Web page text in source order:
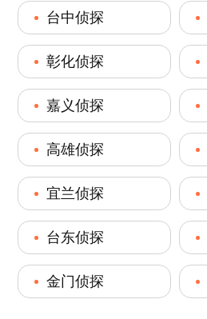
台中侦探
彰化侦探
嘉义侦探
高雄侦探
宜兰侦探
台东侦探
金门侦探